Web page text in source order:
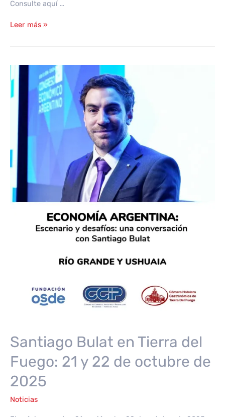
Consulte aquí …
ASAMBLEA
EX
TEMPORÁNEA
ELECCIÓN
DE
AUTORIDADES
Leer más »
Santiago Bulat en Tierra del
Fuego: 21 y 22 de octubre de
2025
Noticias